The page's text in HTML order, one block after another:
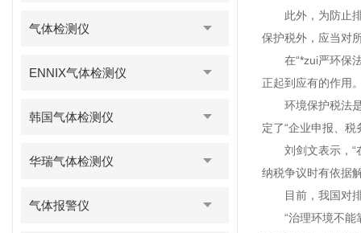
气体检测仪
ENNIX气体检测仪
韩国气体检测仪
华瑞气体检测仪
气体报警仪
此外，为防止排
保护税外，应当对
在“*zui严环保法
正起到应有的作用
环境保护税法是
定了“企业申报、
刘剑文表示，“在
纳税争议时有依据
目前，我国对排
“治理环境不能靠